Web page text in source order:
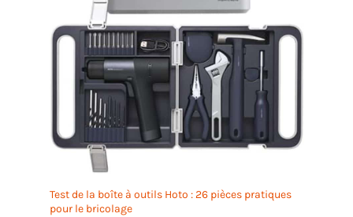
Test de la boîte à outils Hoto : 26 pièces pratiques
pour le bricolage